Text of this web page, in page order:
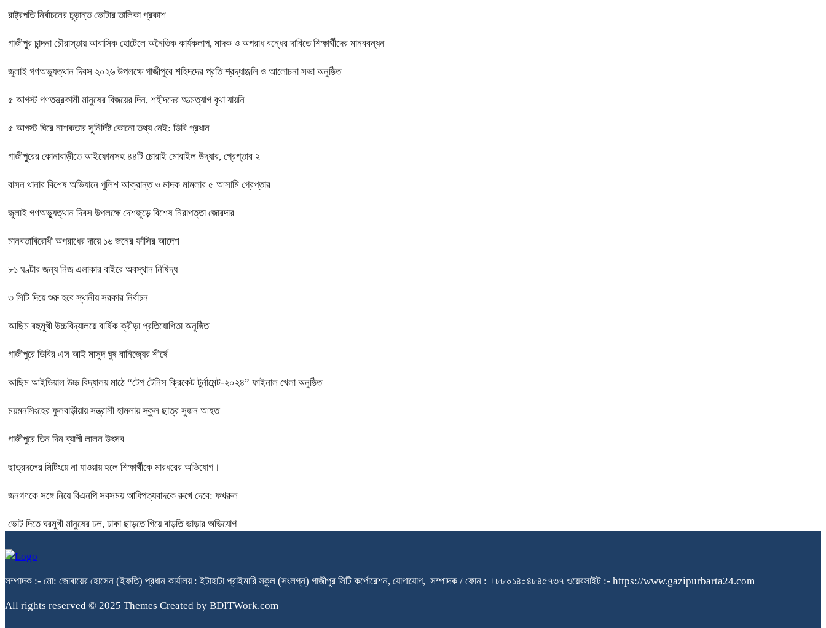
রাষ্ট্রপতি নির্বাচনের চূড়ান্ত ভোটার তালিকা প্রকাশ
গাজীপুর চান্দনা চৌরাস্তায় আবাসিক হোটেলে অনৈতিক কার্যকলাপ, মাদক ও অপরাধ বন্ধের দাবিতে শিক্ষার্থীদের মানববন্ধন
জুলাই গণঅভ্যুত্থান দিবস ২০২৬ উপলক্ষে গাজীপুরে শহিদদের প্রতি শ্রদ্ধাঞ্জলি ও আলোচনা সভা অনুষ্ঠিত
৫ আগস্ট গণতন্ত্রকামী মানুষের বিজয়ের দিন, শহীদদের আত্মত্যাগ বৃথা যায়নি
৫ আগস্ট ঘিরে নাশকতার সুনির্দিষ্ট কোনো তথ্য নেই: ডিবি প্রধান
গাজীপুরের কোনাবাড়ীতে আইফোনসহ ৪৪টি চোরাই মোবাইল উদ্ধার, গ্রেপ্তার ২
বাসন থানার বিশেষ অভিযানে পুলিশ আক্রান্ত ও মাদক মামলার ৫ আসামি গ্রেপ্তার
জুলাই গণঅভ্যুত্থান দিবস উপলক্ষে দেশজুড়ে বিশেষ নিরাপত্তা জোরদার
মানবতাবিরোধী অপরাধের দায়ে ১৬ জনের ফাঁসির আদেশ
৮১ ঘণ্টার জন্য নিজ এলাকার বাইরে অবস্থান নিষিদ্ধ
৩ সিটি দিয়ে শুরু হবে স্থানীয় সরকার নির্বাচন
আছিম বহুমুখী উচ্চবিদ্যালয়ে বার্ষিক ক্রীড়া প্রতিযোগিতা অনুষ্ঠিত
গাজীপুরে ডিবির এস আই মাসুদ ঘুষ বানিজ্যের শীর্ষে
আছিম আইডিয়াল উচ্চ বিদ্যালয় মাঠে “টেপ টেনিস ক্রিকেট টুর্নামেন্ট-২০২৪” ফাইনাল খেলা অনুষ্ঠিত
ময়মনসিংহের ফুলবাড়ীয়ায় সন্ত্রাসী হামলায় স্কুল ছাত্র সুজন আহত
গাজীপুরে তিন দিন ব্যাপী লালন উৎসব
ছাত্রদলের মিটিংয়ে না যাওয়ায় হলে শিক্ষার্থীকে মারধরের অভিযোগ।
জনগণকে সঙ্গে নিয়ে বিএনপি সবসময় আধিপত্যবাদকে রুখে দেবে: ফখরুল
ভোট দিতে ঘরমুখী মানুষের ঢল, ঢাকা ছাড়তে গিয়ে বাড়তি ভাড়ার অভিযোগ
সম্পাদক :- মো: জোবায়ের হোসেন (ইফতি) প্রধান কার্যালয় : ইটাহাটা প্রাইমারি স্কুল (সংলগ্ন) গাজীপুর সিটি কর্পোরেশন, যোগাযোগ, সম্পাদক / ফোন : +৮৮০১৪০৪৮৪৫৭৩৭ ওয়েবসাইট :- https://www.gazipurbarta24.com
All rights reserved © 2025 Themes Created by BDITWork.com